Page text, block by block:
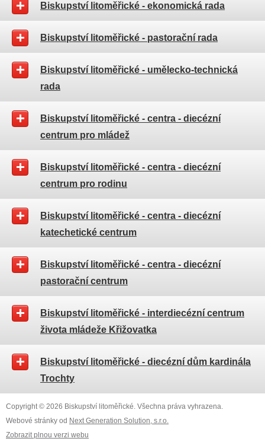
Biskupství litoměřické - ekonomická rada
Biskupství litoměřické - pastorační rada
Biskupství litoměřické - umělecko-technická
rada
Biskupství litoměřické - centra - diecézní
centrum pro mládež
Biskupství litoměřické - centra - diecézní
centrum pro rodinu
Biskupství litoměřické - centra - diecézní
katechetické centrum
Biskupství litoměřické - centra - diecézní
pastorační centrum
Biskupství litoměřické - interdiecézní centrum
života mládeže Křižovatka
Biskupství litoměřické - diecézní dům kardinála
Trochty
Copyright © 2026 Biskupství litoměřické. Všechna práva vyhrazena.
Webové stránky od Next Generation Solution, s.r.o.
Zobrazit plnou verzi webu